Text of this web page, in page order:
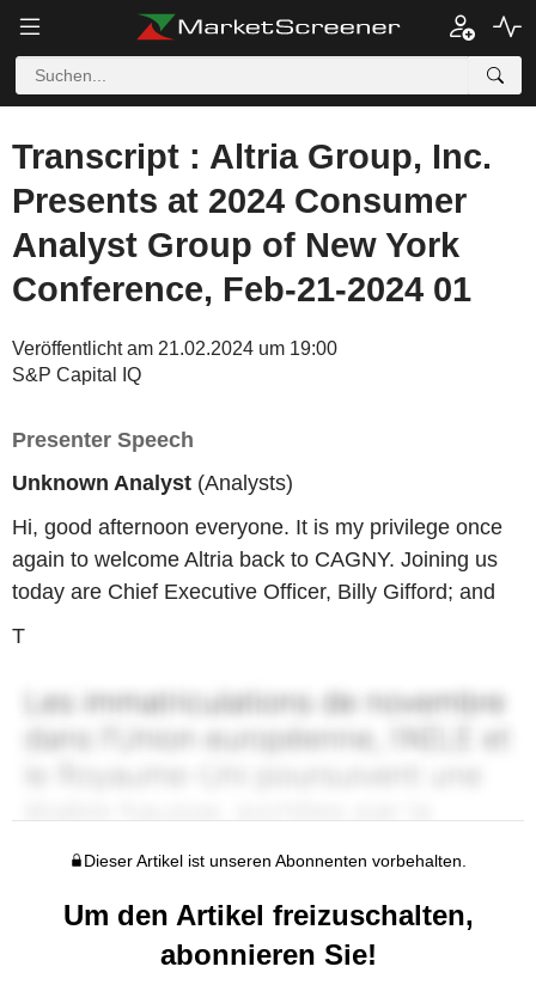
Transcript : Altria Group, Inc.
Presents at 2024 Consumer
Analyst Group of New York
Conference, Feb-21-2024 01
Veröffentlicht am 21.02.2024 um 19:00
S&P Capital IQ
Presenter Speech
Unknown Analyst (Analysts)
Hi, good afternoon everyone. It is my privilege once
again to welcome Altria back to CAGNY. Joining us
today are Chief Executive Officer, Billy Gifford; and
T
Dieser Artikel ist unseren Abonnenten vorbehalten.
Um den Artikel freizuschalten,
abonnieren Sie!